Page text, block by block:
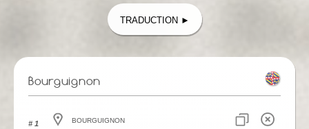
Traduction ►
Bourguignon
# 1 Bourguignon